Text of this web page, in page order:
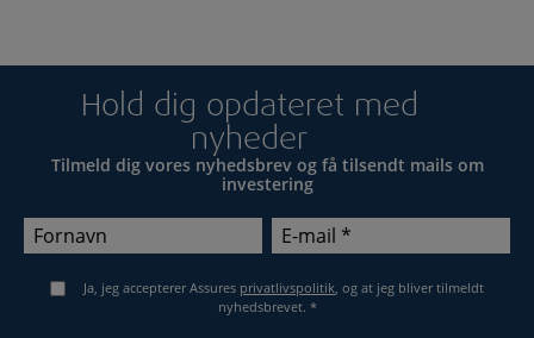
Hold dig opdateret med
nyheder
Tilmeld dig vores nyhedsbrev og få tilsendt mails om
investering
Ja, jeg accepterer Assures privatlivspolitik, og at jeg bliver tilmeldt
nyhedsbrevet. *